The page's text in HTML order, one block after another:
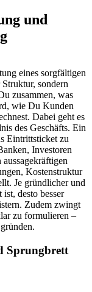
und
eines sorgfältigen
sondern
zusammen, was
wie Du Kunden
Dabei geht es
des Geschäfts. Ein
Eintrittsticket zu
Investoren
Kostenstruktur
Je gründlicher und
desto besser
Zudem zwingt
zu formulieren –
Sprungbrett